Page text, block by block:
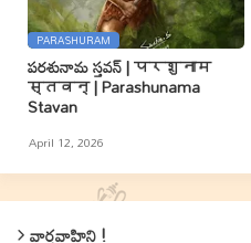
PARASHURAM
పరశునామ స్తవన్ | परशुनाम
स्तवन् | Parashunama
Stavan
April 12, 2026
వార్తవాహిని !